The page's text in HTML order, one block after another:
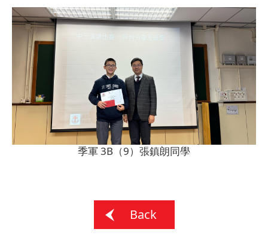
季軍 3B（9）張鎮朗同學
Back